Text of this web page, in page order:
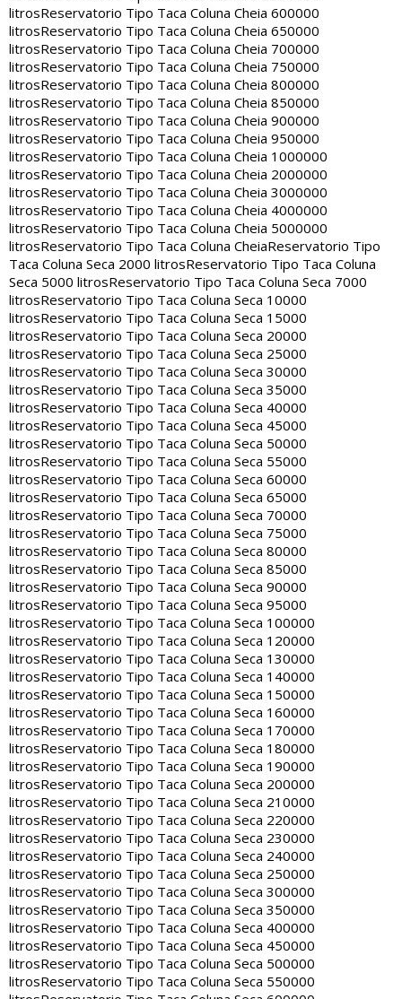
litrosReservatorio Tipo Taca Coluna Cheia 600000
litrosReservatorio Tipo Taca Coluna Cheia 650000
litrosReservatorio Tipo Taca Coluna Cheia 700000
litrosReservatorio Tipo Taca Coluna Cheia 750000
litrosReservatorio Tipo Taca Coluna Cheia 800000
litrosReservatorio Tipo Taca Coluna Cheia 850000
litrosReservatorio Tipo Taca Coluna Cheia 900000
litrosReservatorio Tipo Taca Coluna Cheia 950000
litrosReservatorio Tipo Taca Coluna Cheia 1000000
litrosReservatorio Tipo Taca Coluna Cheia 2000000
litrosReservatorio Tipo Taca Coluna Cheia 3000000
litrosReservatorio Tipo Taca Coluna Cheia 4000000
litrosReservatorio Tipo Taca Coluna Cheia 5000000
litrosReservatorio Tipo Taca Coluna CheiaReservatorio Tipo
Taca Coluna Seca 2000 litrosReservatorio Tipo Taca Coluna
Seca 5000 litrosReservatorio Tipo Taca Coluna Seca 7000
litrosReservatorio Tipo Taca Coluna Seca 10000
litrosReservatorio Tipo Taca Coluna Seca 15000
litrosReservatorio Tipo Taca Coluna Seca 20000
litrosReservatorio Tipo Taca Coluna Seca 25000
litrosReservatorio Tipo Taca Coluna Seca 30000
litrosReservatorio Tipo Taca Coluna Seca 35000
litrosReservatorio Tipo Taca Coluna Seca 40000
litrosReservatorio Tipo Taca Coluna Seca 45000
litrosReservatorio Tipo Taca Coluna Seca 50000
litrosReservatorio Tipo Taca Coluna Seca 55000
litrosReservatorio Tipo Taca Coluna Seca 60000
litrosReservatorio Tipo Taca Coluna Seca 65000
litrosReservatorio Tipo Taca Coluna Seca 70000
litrosReservatorio Tipo Taca Coluna Seca 75000
litrosReservatorio Tipo Taca Coluna Seca 80000
litrosReservatorio Tipo Taca Coluna Seca 85000
litrosReservatorio Tipo Taca Coluna Seca 90000
litrosReservatorio Tipo Taca Coluna Seca 95000
litrosReservatorio Tipo Taca Coluna Seca 100000
litrosReservatorio Tipo Taca Coluna Seca 120000
litrosReservatorio Tipo Taca Coluna Seca 130000
litrosReservatorio Tipo Taca Coluna Seca 140000
litrosReservatorio Tipo Taca Coluna Seca 150000
litrosReservatorio Tipo Taca Coluna Seca 160000
litrosReservatorio Tipo Taca Coluna Seca 170000
litrosReservatorio Tipo Taca Coluna Seca 180000
litrosReservatorio Tipo Taca Coluna Seca 190000
litrosReservatorio Tipo Taca Coluna Seca 200000
litrosReservatorio Tipo Taca Coluna Seca 210000
litrosReservatorio Tipo Taca Coluna Seca 220000
litrosReservatorio Tipo Taca Coluna Seca 230000
litrosReservatorio Tipo Taca Coluna Seca 240000
litrosReservatorio Tipo Taca Coluna Seca 250000
litrosReservatorio Tipo Taca Coluna Seca 300000
litrosReservatorio Tipo Taca Coluna Seca 350000
litrosReservatorio Tipo Taca Coluna Seca 400000
litrosReservatorio Tipo Taca Coluna Seca 450000
litrosReservatorio Tipo Taca Coluna Seca 500000
litrosReservatorio Tipo Taca Coluna Seca 550000